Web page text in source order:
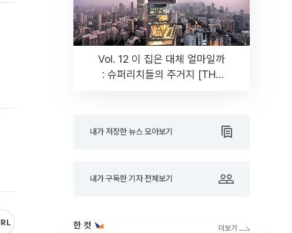
Vol. 12 이 집은 대체 얼마일까
: 슈퍼리치들의 주거지 [THE
내가 저장한 뉴스 모아보기
내가 구독한 기자 전체보기
한 컷